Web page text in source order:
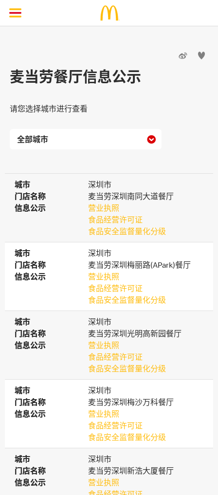
 
麦当劳餐厅信息公示
请您选择城市进行查看

城市
城市
深圳市
门店名称
门店名称
麦当劳深圳南同大道餐厅
信息公示
信息公示
营业执照
食品经营许可证
食品安全监督量化分级
城市
城市
深圳市
门店名称
门店名称
麦当劳深圳梅丽路(APark)餐厅
信息公示
信息公示
营业执照
食品经营许可证
食品安全监督量化分级
城市
城市
深圳市
门店名称
门店名称
麦当劳深圳光明高新园餐厅
信息公示
信息公示
营业执照
食品经营许可证
食品安全监督量化分级
城市
城市
深圳市
门店名称
门店名称
麦当劳深圳梅沙万科餐厅
信息公示
信息公示
营业执照
食品经营许可证
食品安全监督量化分级
城市
城市
深圳市
门店名称
门店名称
麦当劳深圳新浩大厦餐厅
信息公示
信息公示
营业执照